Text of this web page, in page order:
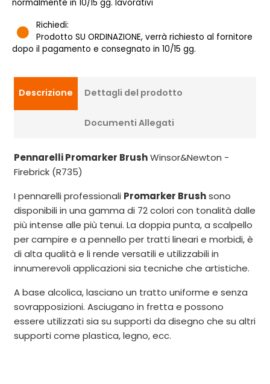
normalmente in 10/15 gg. lavorativi
Richiedi:
Prodotto SU ORDINAZIONE, verrà richiesto al fornitore
dopo il pagamento e consegnato in 10/15 gg.
Descrizione Dettagli del prodotto
Documenti Allegati
Pennarelli Promarker BrushWinsor&Newton -
Firebrick (R735)
I pennarelli professionali Promarker Brushsono
disponibili in una gamma di 72 colori con tonalità dalle
più intense alle più tenui. La doppia punta, a scalpello
per campire e a pennello per tratti lineari e morbidi, è
di alta qualità e li rende versatili e utilizzabili in
innumerevoli applicazioni sia tecniche che artistiche.
A base alcolica, lasciano un tratto uniforme e senza
sovrapposizioni. Asciugano in fretta e possono
essere utilizzati sia su supporti da disegno che su altri
supporti come plastica, legno, ecc.